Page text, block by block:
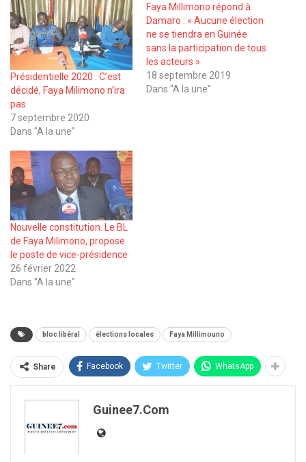
Présidentielle 2020 : C’est
décidé, Faya Milimono n’ira
pas
7 septembre 2020
Dans "A la une"
Faya Millimono répond à
Damaro : « Aucune élection
ne se tiendra en Guinée
sans la participation de tous
les acteurs »
18 septembre 2019
Dans "A la une"
Nouvelle constitution. Le BL
de Faya Milimono, propose
le poste de vice-présidence
26 février 2022
Dans "A la une"
bloc libéral élections locales Faya Millimouno
Share Facebook Twitter WhatsApp
Guinee7.com